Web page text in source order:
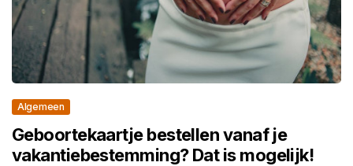
Algemeen
Geboortekaartje bestellen vanaf je
vakantiebestemming? Dat is mogelijk!